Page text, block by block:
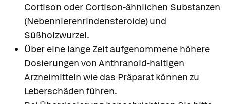
Cortison oder Cortison-ähnlichen Substanzen
(Nebennierenrindensteroide) und
Süßholzwurzel.
Über eine lange Zeit aufgenommene höhere
Dosierungen von Anthranoid-haltigen
Arzneimitteln wie das Präparat können zu
Leberschäden führen.